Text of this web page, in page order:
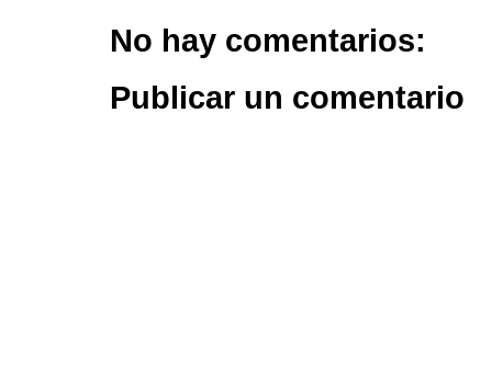
No hay comentarios:
Publicar un comentario